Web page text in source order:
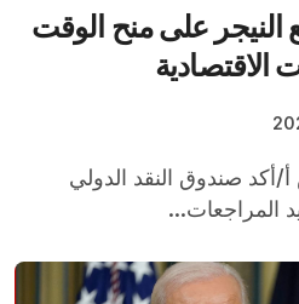
النيجر على منح الوقت
الاقتصادية
المراجعات...